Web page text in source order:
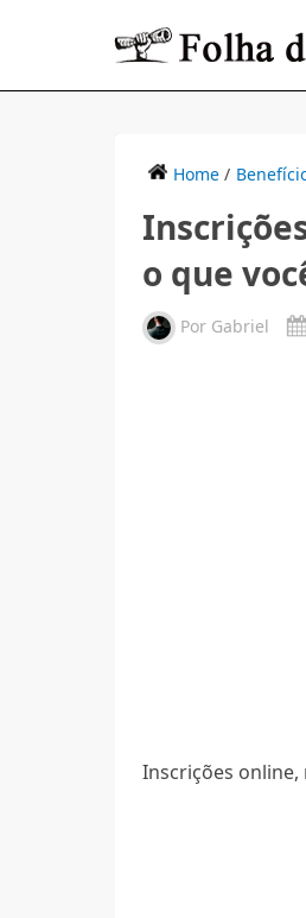
Home /
o que
Por Gabriel
Inscrições